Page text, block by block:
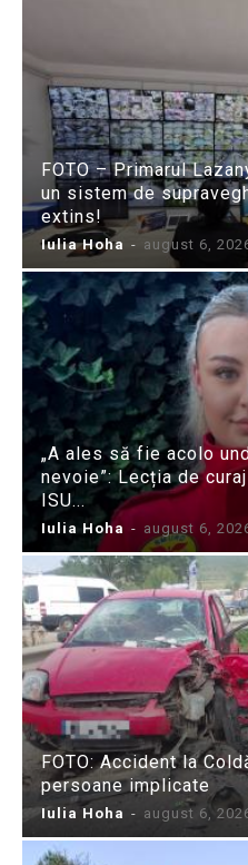
FOTO – Primarul
un sistem de
extins!
Iulia Hoha - august 6,
„A ales să fie acolo
nevoie”: Lecția de
ISU...
Iulia Hoha - august 6,
FOTO: Accident la
persoane implicate
Iulia Hoha - august 6,